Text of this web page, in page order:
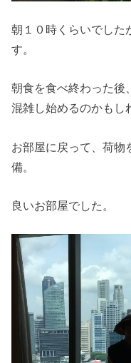
朝１０時くらいでした
す。
朝食を食べ終わった後
混雑し始めるのかもし
お部屋に戻って、荷物
備。
良いお部屋でした。